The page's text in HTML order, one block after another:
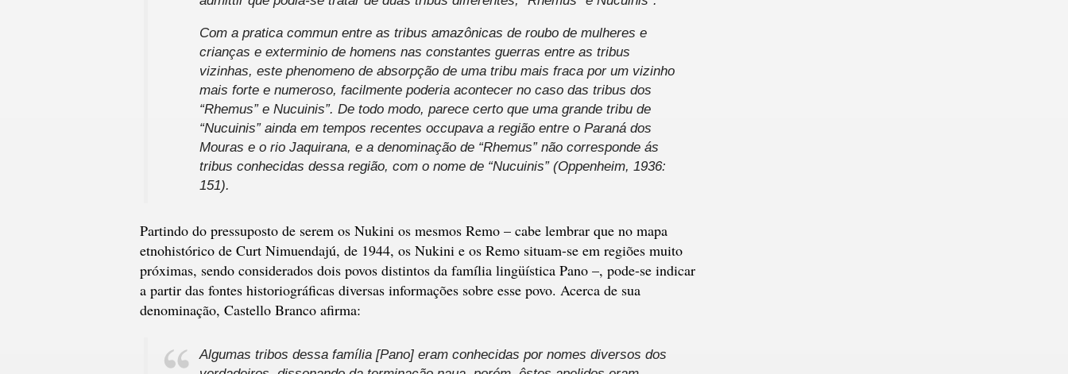
Com a pratica commun entre as tribus amazônicas de roubo de mulheres e
crianças e exterminio de homens nas constantes guerras entre as tribus
vizinhas, este phenomeno de absorpção de uma tribu mais fraca por um vizinho
mais forte e numeroso, facilmente poderia acontecer no caso das tribus dos
“Rhemus” e Nucuinis”. De todo modo, parece certo que uma grande tribu de
“Nucuinis” ainda em tempos recentes occupava a região entre o Paraná dos
Mouras e o rio Jaquirana, e a denominação de “Rhemus” não corresponde ás
tribus conhecidas dessa região, com o nome de “Nucuinis” (Oppenheim, 1936:
151).
Partindo do pressuposto de serem os Nukini os mesmos Remo – cabe lembrar que no mapa
etnohistórico de Curt Nimuendajú, de 1944, os Nukini e os Remo situam-se em regiões muito
próximas, sendo considerados dois povos distintos da família lingüística Pano –, pode-se indicar
a partir das fontes historiográficas diversas informações sobre esse povo. Acerca de sua
denominação, Castello Branco afirma:
Algumas tribos dessa família [Pano] eram conhecidas por nomes diversos dos